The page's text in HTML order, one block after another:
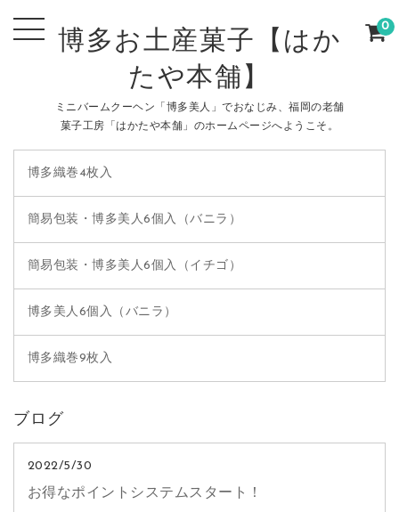
博多お土産菓子【はか
たや本舗】
ミニバームクーヘン「博多美人」でおなじみ、福岡の老舗
菓子工房「はかたや本舗」のホームページへようこそ。
博多織巻4枚入
簡易包装・博多美人6個入（バニラ）
簡易包装・博多美人6個入（イチゴ）
博多美人6個入（バニラ）
博多織巻9枚入
0
ブログ
2022/5/30
お得なポイントシステムスタート！